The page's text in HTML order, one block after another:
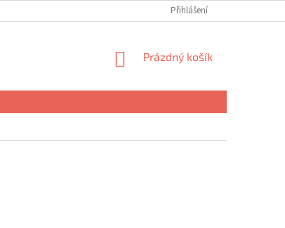
Přihlášení
NÁKUPNÍ
Prázdný košík